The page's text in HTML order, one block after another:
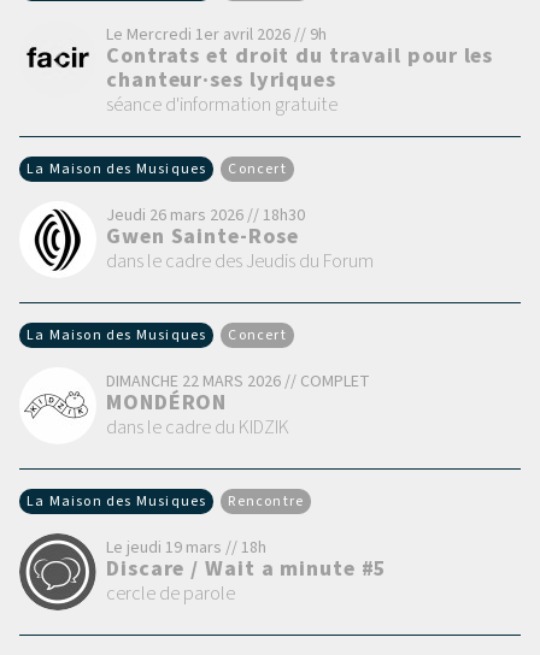
Le Mercredi 1er avril 2026 // 9h
Contrats et droit du travail pour les
chanteur·ses lyriques
séance d'information gratuite
La Maison des Musiques Concert
Jeudi 26 mars 2026 // 18h30
Gwen Sainte-Rose
dans le cadre des Jeudis du Forum
La Maison des Musiques Concert
DIMANCHE 22 MARS 2026 // COMPLET
MONDÉRON
dans le cadre du KIDZIK
La Maison des Musiques Rencontre
Le jeudi 19 mars // 18h
Discare / Wait a minute #5
cercle de parole